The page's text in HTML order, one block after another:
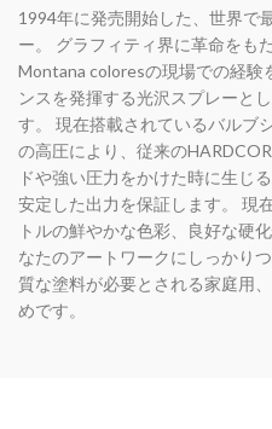
1994年に発売開始した、世界で
ー。 グラフィティ界に革命をも
Montana coloresの現場での経験
ンスを発揮する光沢スプレーと
す。 現在搭載されているバルブ
の高圧により、従来の
ドや強い圧力をかけた時に生じ
安定した出力を保証します。 現
トルの鮮やかな色彩、良好な硬
なたのアートワークにしっかり
質な塗料が必要とされる家庭用
めです。